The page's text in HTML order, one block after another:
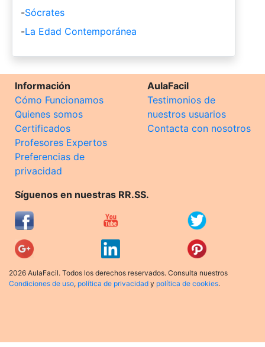
-Sócrates
-La Edad Contemporánea
Información
Cómo Funcionamos
Quienes somos
Certificados
Profesores Expertos
Preferencias de
privacidad
AulaFacil
Testimonios de
nuestros usuarios
Contacta con nosotros
Síguenos en nuestras RR.SS.
2026 AulaFacil. Todos los derechos reservados. Consulta nuestros
Condiciones de uso, política de privacidad y política de cookies.